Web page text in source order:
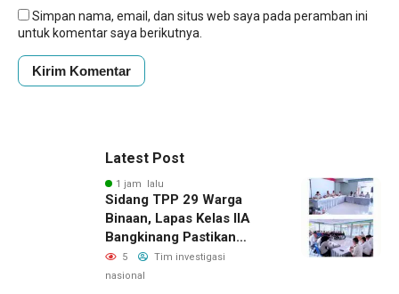
Simpan nama, email, dan situs web saya pada peramban ini
untuk komentar saya berikutnya.
Latest Post
1 jam lalu
Sidang TPP 29 Warga
Binaan, Lapas Kelas IIA
Bangkinang Pastikan
Layanan Integrasi Gratis
Dan Transparan
5
Tim investigasi
nasional